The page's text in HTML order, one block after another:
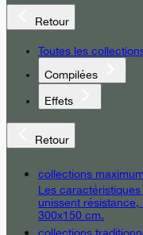
Retour
Toutes les
Compilées
Effets
Retour
collections maximum
Les
unissent résistance,
300x150 cm.